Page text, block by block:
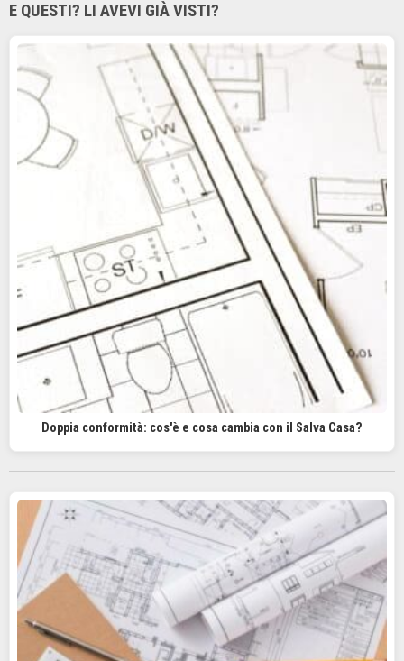
E QUESTI? LI AVEVI GIÀ VISTI?
Doppia conformità: cos'è e cosa cambia con il Salva Casa?